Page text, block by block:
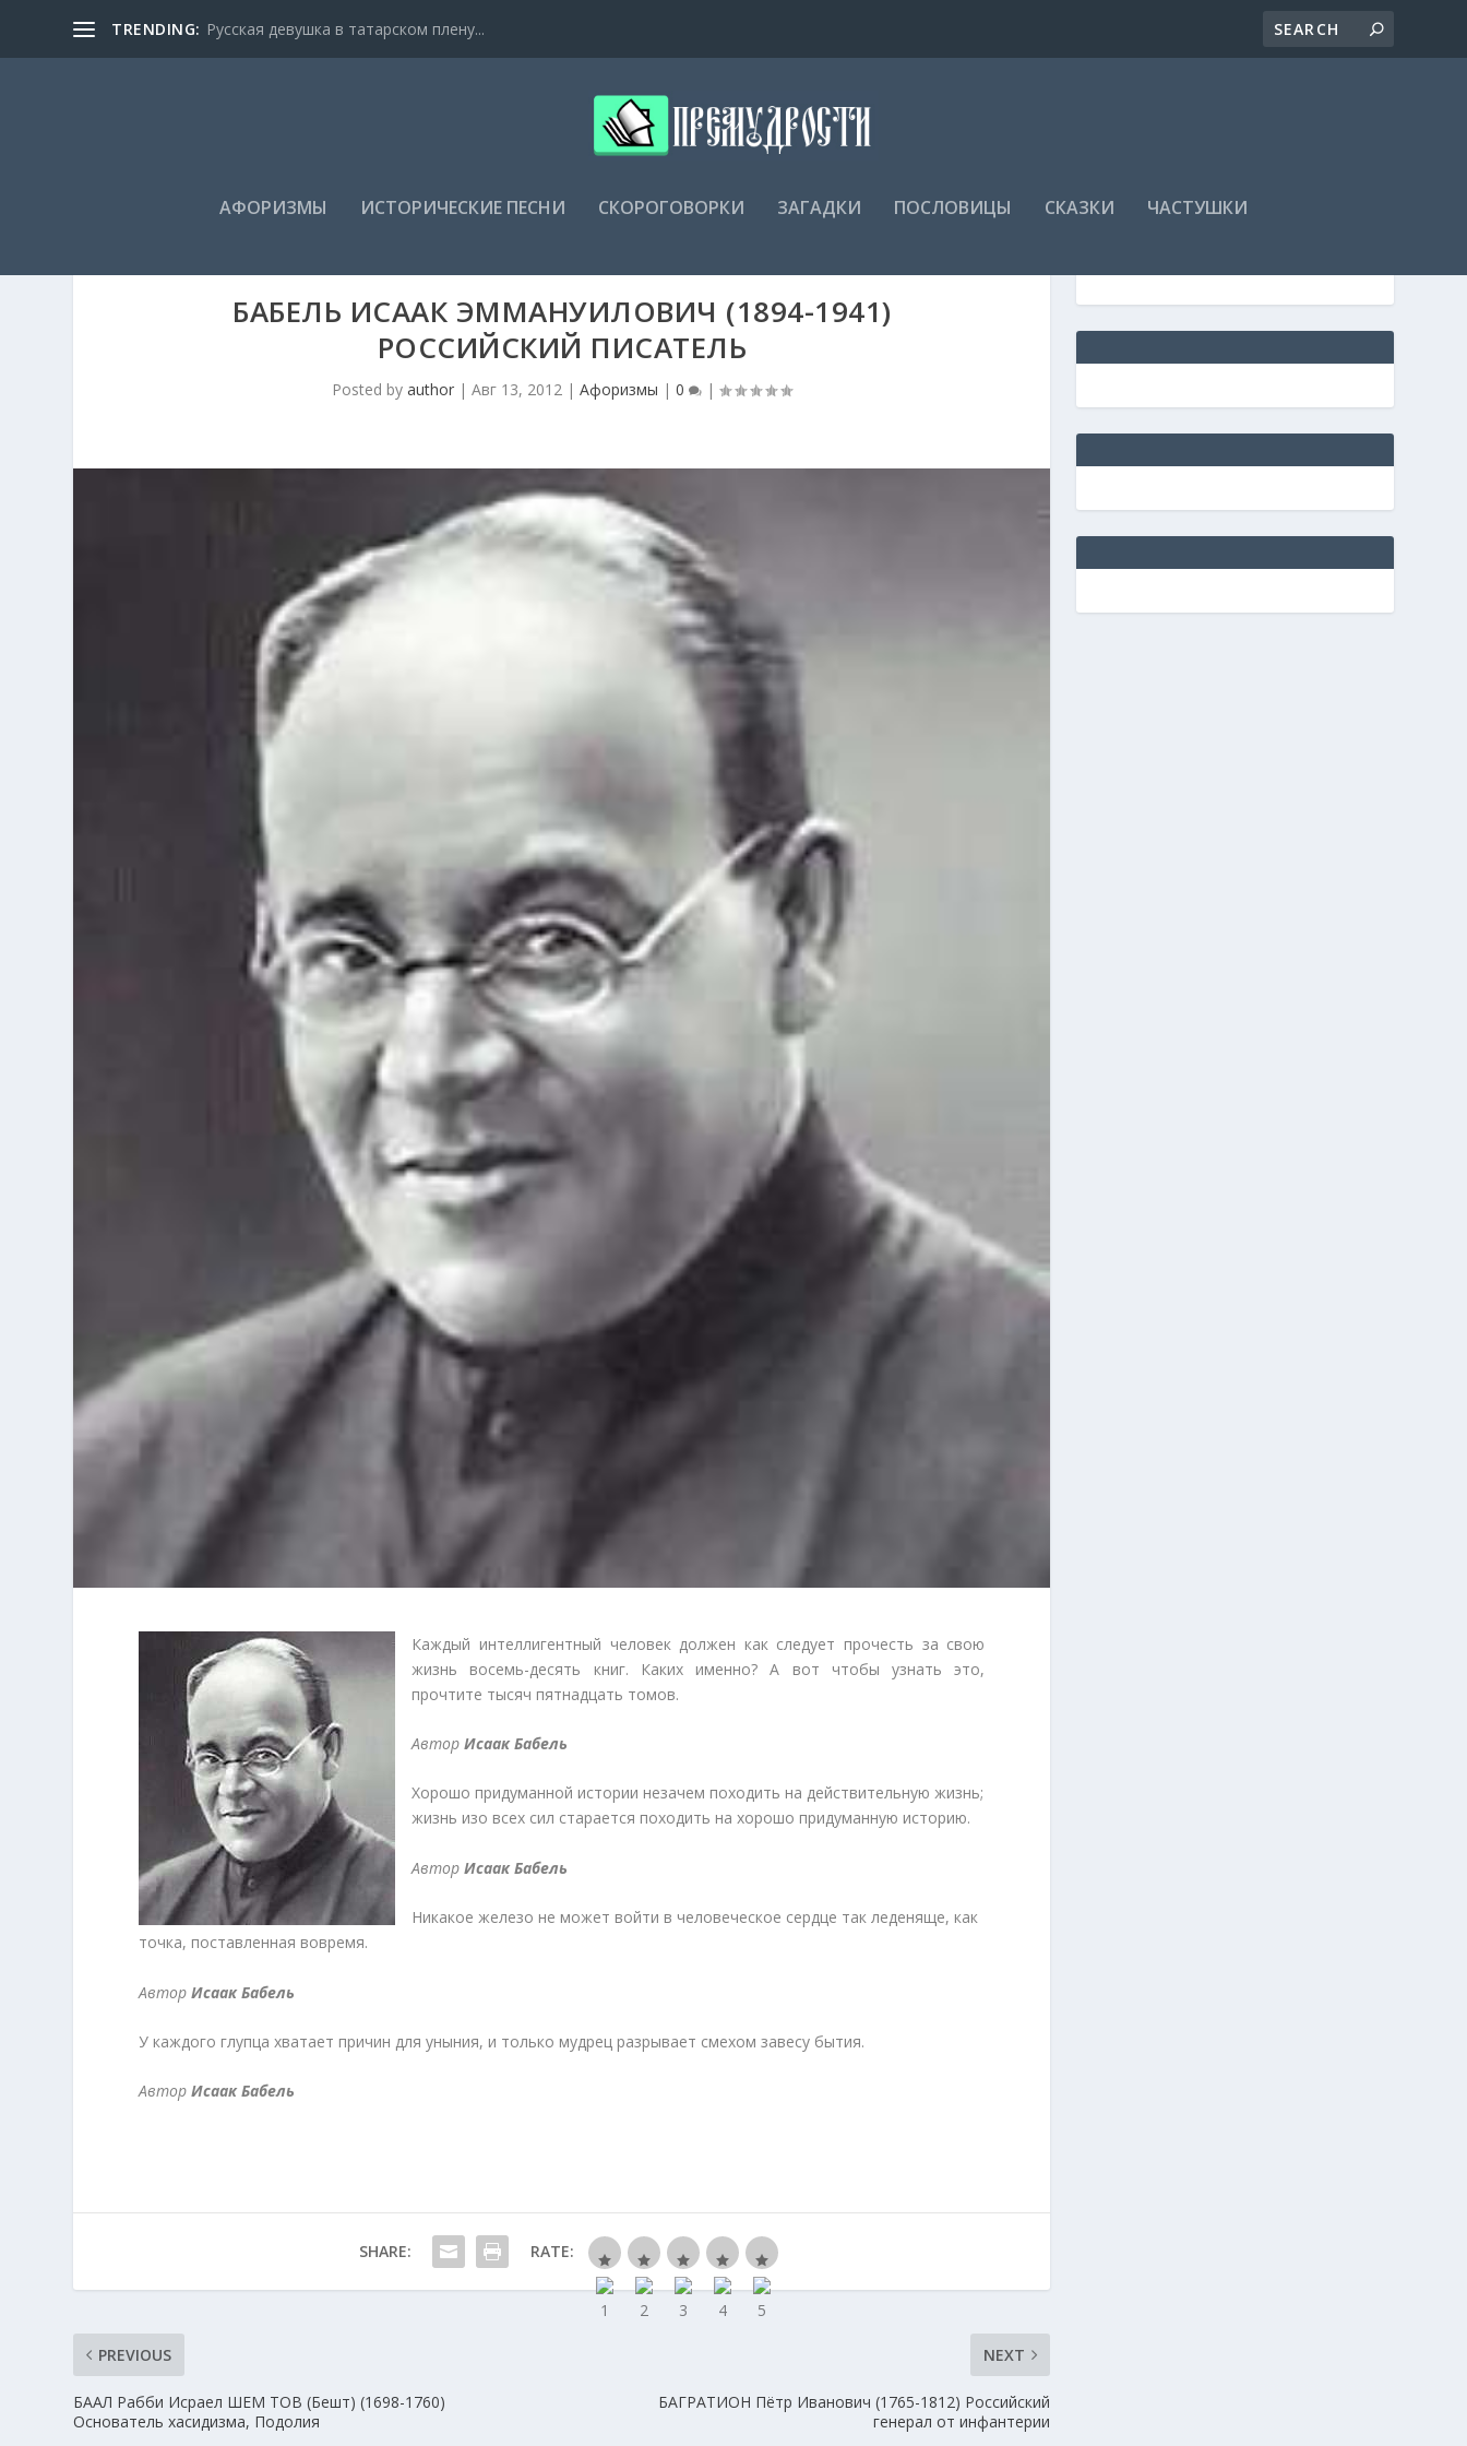
TRENDING: Русская девушка в татарском плену...
АФОРИЗМЫ ИСТОРИЧЕСКИЕ ПЕСНИ СКОРОГОВОРКИ ЗАГАДКИ ПОСЛОВИЦЫ СКАЗКИ ЧАСТУШКИ
БАБЕЛЬ ИСААК ЭММАНУИЛОВИЧ (1894-1941)
РОССИЙСКИЙ ПИСАТЕЛЬ
Posted byauthor |Авг 13, 2012 |Афоризмы |0 |
Каждый интеллигентный человек должен как следует прочесть за свою
жизнь восемь-десять книг. Каких именно? А вот чтобы узнать это,
прочтите тысяч пятнадцать томов.
АвторИсаак Бабель
Хорошо придуманной истории незачем походить на действительную жизнь;
жизнь изо всех сил старается походить на хорошо придуманную историю.
АвторИсаак Бабель
Никакое железо не может войти в человеческое сердце так леденяще, как
точка, поставленная вовремя.
АвторИсаак Бабель
У каждого глупца хватает причин для уныния, и только мудрец разрывает смехом завесу бытия.
АвторИсаак Бабель
SHARE: RATE:
PREVIOUS
БААЛ Рабби Исраел ШЕМ ТОВ (Бешт) (1698-1760)
Основатель хасидизма, Подолия
NEXT
БАГРАТИОН Пётр Иванович (1765-1812) Российский
генерал от инфантерии